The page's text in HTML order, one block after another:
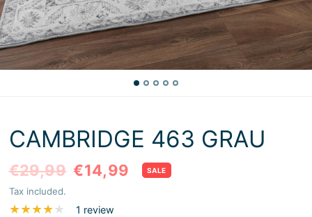
CAMBRIDGE 463 GRAU
€29,99 €14,99 SALE
Tax included.
1 review